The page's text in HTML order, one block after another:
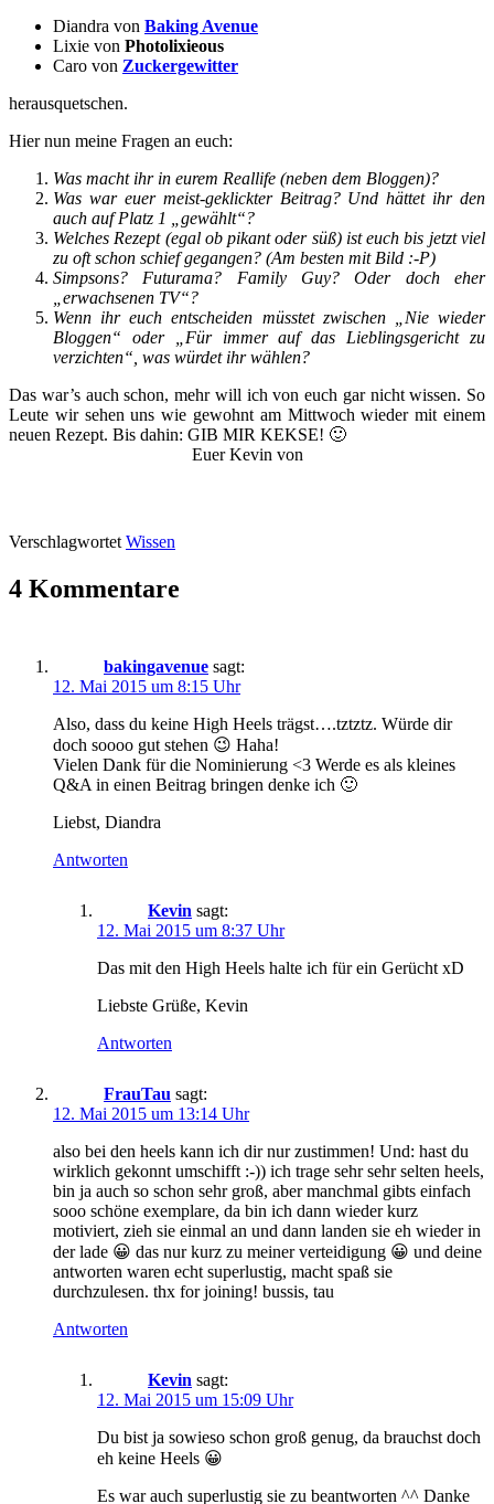
Diandra von Baking Avenue
Lixie von Photolixieous
Caro von Zuckergewitter
herausquetschen.
Hier nun meine Fragen an euch:
Was macht ihr in eurem Reallife (neben dem Bloggen)?
Was war euer meist-geklickter Beitrag? Und hättet ihr den
auch auf Platz 1 „gewählt“?
Welches Rezept (egal ob pikant oder süß) ist euch bis jetzt viel
zu oft schon schief gegangen? (Am besten mit Bild :-P)
Simpsons? Futurama? Family Guy? Oder doch eher
„erwachsenen TV“?
Wenn ihr euch entscheiden müsstet zwischen „Nie wieder
Bloggen“ oder „Für immer auf das Lieblingsgericht zu
verzichten“, was würdet ihr wählen?
Das war’s auch schon, mehr will ich von euch gar nicht wissen. So
Leute wir sehen uns wie gewohnt am Mittwoch wieder mit einem
neuen Rezept. Bis dahin: GIB MIR KEKSE! 🙂
Euer Kevin von
Verschlagwortet Wissen
4 Kommentare
bakingavenue sagt:
12. Mai 2015 um 8:15 Uhr
Also, dass du keine High Heels trägst….tztztz. Würde dir
doch soooo gut stehen 😉 Haha!
Vielen Dank für die Nominierung <3 Werde es als kleines
Q&A in einen Beitrag bringen denke ich 🙂
Liebst, Diandra
Antworten
Kevin sagt:
12. Mai 2015 um 8:37 Uhr
Das mit den High Heels halte ich für ein Gerücht xD
Liebste Grüße, Kevin
Antworten
FrauTau sagt:
12. Mai 2015 um 13:14 Uhr
also bei den heels kann ich dir nur zustimmen! Und: hast du
wirklich gekonnt umschifft :-)) ich trage sehr sehr selten heels,
bin ja auch so schon sehr groß, aber manchmal gibts einfach
sooo schöne exemplare, da bin ich dann wieder kurz
motiviert, zieh sie einmal an und dann landen sie eh wieder in
der lade 😀 das nur kurz zu meiner verteidigung 😀 und deine
antworten waren echt superlustig, macht spaß sie
durchzulesen. thx for joining! bussis, tau
Antworten
Kevin sagt:
12. Mai 2015 um 15:09 Uhr
Du bist ja sowieso schon groß genug, da brauchst doch
eh keine Heels 😀
Es war auch superlustig sie zu beantworten ^^ Danke